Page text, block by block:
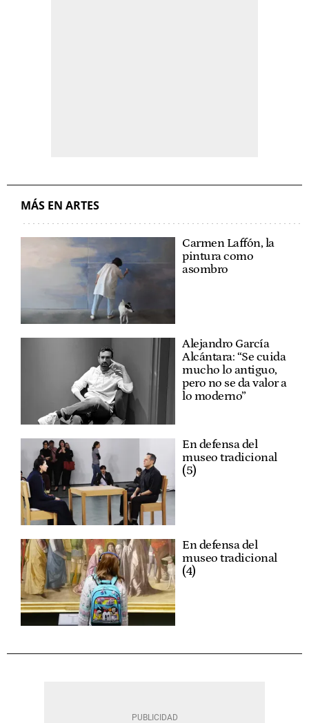
MÁS EN ARTES
Carmen Laffón, la
pintura como
asombro
Alejandro García
Alcántara: “Se cuida
mucho lo antiguo,
pero no se da valor a
lo moderno”
En defensa del
museo tradicional
(5)
En defensa del
museo tradicional
(4)